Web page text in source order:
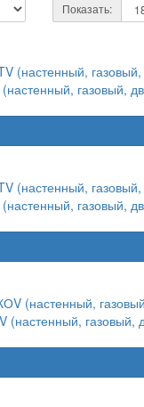
Показать:
газовый,
газовый,
газовый,